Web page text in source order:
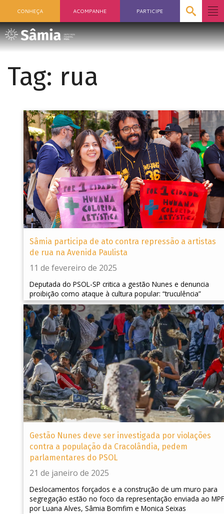
CONHEÇA ACOMPANHE PARTICIPE
Tag: rua
Sâmia participa de ato contra repressão a artistas
de rua na Avenida Paulista
11 de fevereiro de 2025
Deputada do PSOL-SP critica a gestão Nunes e denuncia
proibição como ataque à cultura popular: “truculência”
Gestão Nunes deve ser investigada por violações
contra a população da Cracolândia, pedem
parlamentares do PSOL
21 de janeiro de 2025
Deslocamentos forçados e a construção de um muro para
segregação estão no foco da representação enviada ao MPF
por Luana Alves, Sâmia Bomfim e Monica Seixas